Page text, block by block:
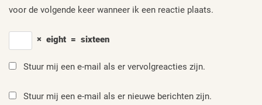
voor de volgende keer wanneer ik een reactie plaats.
× eight = sixteen
Stuur mij een e-mail als er vervolgreacties zijn.
Stuur mij een e-mail als er nieuwe berichten zijn.